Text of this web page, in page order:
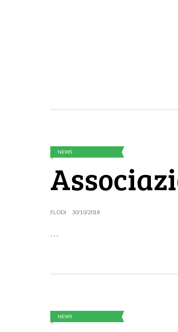
NEWS
FLODI 30/10/2018
…
NEWS